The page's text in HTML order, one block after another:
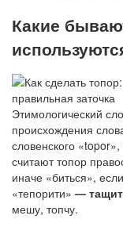
Какие
Этимологический
происхождения
словенского
считают топор
иначе «биться»,
«тепорити» —
мешу, топчу.